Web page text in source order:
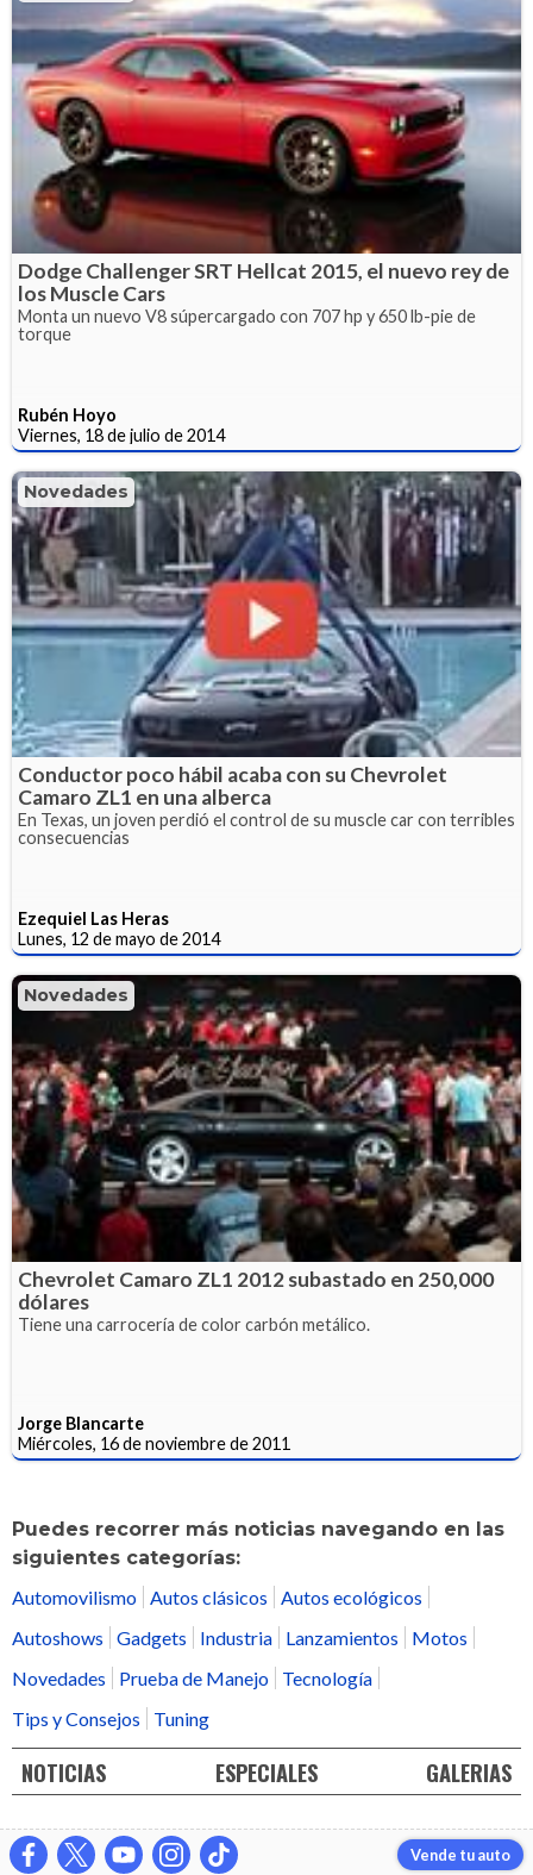
Dodge Challenger SRT Hellcat 2015, el nuevo rey de
los Muscle Cars
Monta un nuevo V8 súpercargado con 707 hp y 650 lb-pie de
torque
Rubén Hoyo
Viernes, 18 de julio de 2014
Novedades
Conductor poco hábil acaba con su Chevrolet
Camaro ZL1 en una alberca
En Texas, un joven perdió el control de su muscle car con terribles
consecuencias
Ezequiel Las Heras
Lunes, 12 de mayo de 2014
Novedades
Chevrolet Camaro ZL1 2012 subastado en 250,000
dólares
Tiene una carrocería de color carbón metálico.
Jorge Blancarte
Miércoles, 16 de noviembre de 2011
Puedes recorrer más noticias navegando en las
siguientes categorías:
Automovilismo Autos clásicos
Autos ecológicos
Autoshows
Gadgets Industria Lanzamientos
Motos
Novedades
Prueba de Manejo
Tecnología
Tips y Consejos
Tuning
NOTICIAS ESPECIALES GALERIAS
Vende tu auto